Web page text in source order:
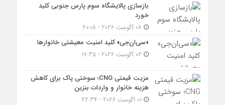
بازسازی پالایشگاه سوم پارس جنوبی کلید
خورد
«سی‌ان‌جی» کلید امنیت معیشتی خانوارها
مزیت قیمتی CNG؛ سوختی پاک برای کاهش
هزینه خانوار و واردات بنزین